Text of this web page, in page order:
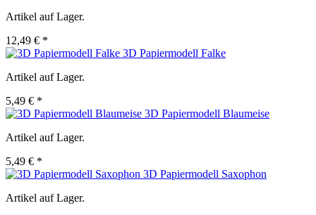
Artikel auf Lager.
12,49 € *
3D Papiermodell Falke
Artikel auf Lager.
5,49 € *
3D Papiermodell Blaumeise
Artikel auf Lager.
5,49 € *
3D Papiermodell Saxophon
Artikel auf Lager.